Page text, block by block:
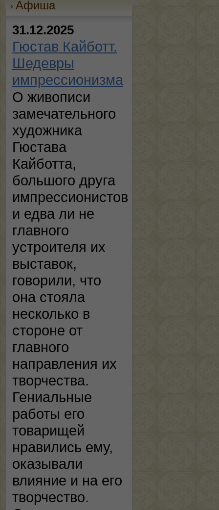
Афиша
31.12.2025
Гюстав Кайботт.
Шедевры
импрессионизма
О живописи
замечательного
художника
Гюстава
Кайботта,
большого друга
импрессионистов
и едва ли не
главного
устроителя их
выставок,
говорили, что
она стояла
несколько в
стороне от
главного
направления их
творчества.
Гениальные
работы его
товарищей
нравились ему,
оказывали
влияние и на его
творчество.